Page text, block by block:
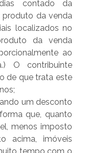
contado da
da venda
localizados no
da venda
ao
O contribuinte
de que trata este
um desconto
que, quanto
menos imposto
acima, imóveis